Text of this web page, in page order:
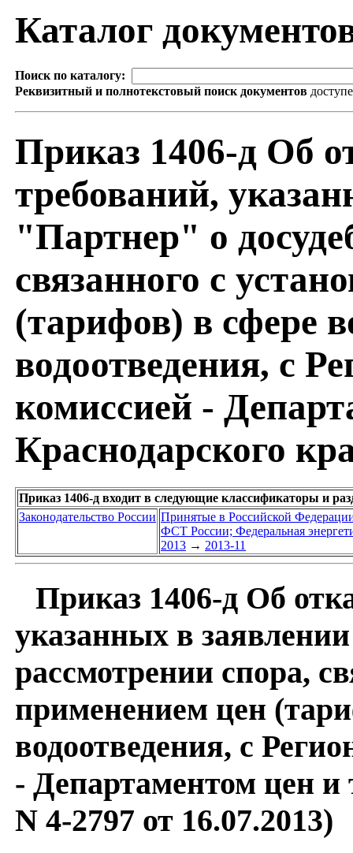
Каталог
Поиск по каталогу:
Реквизитный и полнотекстовый поиск документов
Приказ 1406-д Об
требований,
"Партнер" о
связанного с
(тарифов) в сфере
водоотведения, с
комиссией -
Краснодарского
Приказ 1406-д входит в следующие классификаторы и
Законодательство России Принятые в Российской
ФСТ России; Федеральная
2013 → 2013-11
Приказ 1406-д Об
указанных в
рассмотрении спора,
применением цен
водоотведения, с
- Департаментом цен и
N 4-2797 от 16.07.2013)